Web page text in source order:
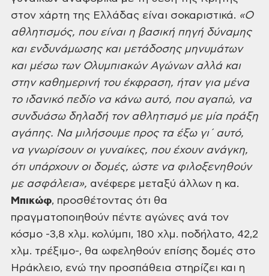
στον χάρτη της Ελλάδας είναι σοκαριστικά. «Ο
αθλητισμός, που είναι η βασική πηγή δύναμης
και ενδυνάμωσης καιμετάδοσης μηνυμάτων
και μέσω των Ολυμπιακών Αγώνων αλλά και
στην καθημερινή τουέκφραση, ήταν για μένα
το ιδανικό πεδίο να κάνω αυτό, που αγαπώ, να
συνδυάσωδηλαδή τον αθλητισμό με μία πράξη
αγάπης. Να μιλήσουμε προς τα έξω γι΄ αυτό,
ναγνωρίσουν οι γυναίκες, που έχουν ανάγκη,
ότι υπάρχουν οι δομές, ώστε ναφιλοξενηθούν
με ασφάλεια», ανέφερε μεταξύ άλλων η κα.
Μπικώφ, προσθέτοντας ότι θα
πραγματοποιηθούν πέντε αγώνες ανά τον
κόσμο -3,8 χλμ. κολύμπι, 180 χλμ. ποδήλατο, 42,2
χλμ. τρέξιμο-, θα ωφεληθούν επίσης δομές στο
Ηράκλειο, ενώ την προσπάθεια στηρίζει και η